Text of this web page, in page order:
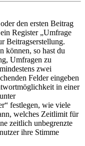
den ersten Beitrag
Register „Umfrage
Beitragserstellung.
können, so hast du
Umfragen zu
zwei
Felder eingeben
in einer
festlegen, wie viele
welches Zeitlimit für
zeitlich unbegrenzte
ihre Stimme